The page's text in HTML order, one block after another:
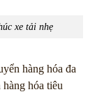
xe tải nhẹ
hàng hóa đa
hóa tiêu